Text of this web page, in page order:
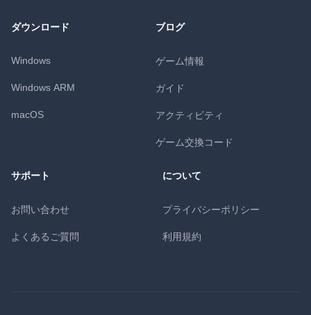
ダウンロード
Windows
Windows ARM
macOS
ブログ
ゲーム情報
ガイド
アクティビティ
ゲーム交換コード
サポート
お問い合わせ
よくあるご質問
について
プライバシーポリシー
利用規約